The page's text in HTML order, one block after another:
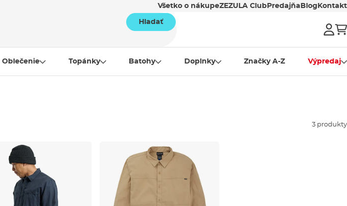
Všetko o nákupeZEZULA Club Predajňa Blog Kontakt
Hladať
Oblečenie Topánky Batohy Doplnky Značky A-Z Výpredaj
3 produkty